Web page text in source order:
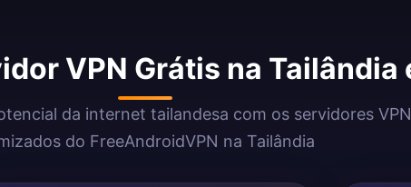
VPN Grátis na Tailândia
da internet tailandesa com os servidores VPN
do FreeAndroidVPN na Tailândia